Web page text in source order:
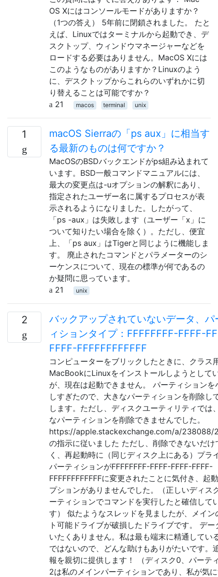
OS Xにはコンソールモードがありますか？
（1つの答え） 5年前に閉鎖されました。 たと
えば、Linuxではターミナルから起動でき、デ
スクトップ、ウィンドウマネージャーなどを
ロードする必要はありません。MacOS Xには
このようなものがありますか？Linuxのよう
に、デスクトップからこれらのいずれかに切
り替えることは可能ですか？
21
macos terminal unix
1
macOS Sierraの「ps aux」に相当す
る最新のものは何ですか？
MacOSのBSDバックエンドがps組み込まれて
います。BSD一般コマンドマニュアルには、
最大の変更点は-uオプションの解釈にあり、
指定されたユーザー名に属するプロセスが表
示されるようになりました。したがって、
「ps -aux」は失敗します（ユーザー「x」に
ついて知りたい場合を除く）。ただし、便宜
上、「ps aux」はTigerと同じように機能しま
す。 廃止されたコマンドとパラメーターのシ
ーケンスについて、現在の標準が何であるの
か疑問に思っています。
21
unix
2
バックアップされていないデータ、パ
ィションタイプ：FFFFFFFF-FFFF-
FFFF-FFFFFFFFFFFF
コンピューターをブリックしたときに、クラス
MacBookにLinuxをインストールしようとして
が、現在は起動できません。 パーティションを
しすぎたので、大きなパーティションを削除し
します。ただし、ディスクユーティリティでは
なパーティションを削除できませんでした。
https://apple.stackexchange.com/a/238088/
の指示に従いました ただし、削除できないだけ
く、再起動時に（同じディスク上にある）プラ
パーティションがFFFFFFFF-FFFF-FFFF-FFFF-
FFFFFFFFFFFFに変更されたことに気付き、起
プションがありませんでした。（正しいディス
ーティションでコマンドを実行したと確信して
す） 似たようなスレッドを見ましたが、メイン
ト可能ドライブが破損したドライブです。 デー
いたくありません。私は最も端末に精通してい
ではないので、どんな助けもありがたいです。
報を親切に提供します！ （ディスク0、パーテ
2は私のメインパーティションであり、私が気